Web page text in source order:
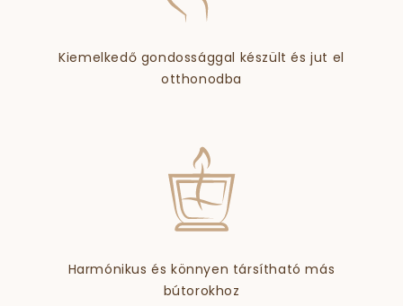
Kiemelkedő gondossággal készült és jut el
otthonodba
Harmónikus és könnyen társítható más
bútorokhoz